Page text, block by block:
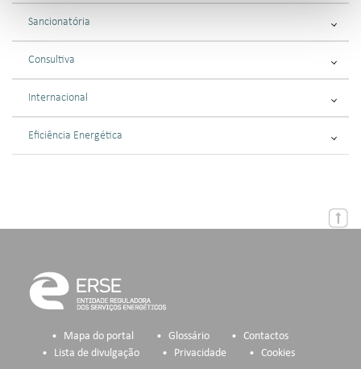
Sancionatória
Consultiva
Internacional
Eficiência Energética
Mapa do portal Glossário
Contactos
Lista de divulgação
Privacidade Cookies